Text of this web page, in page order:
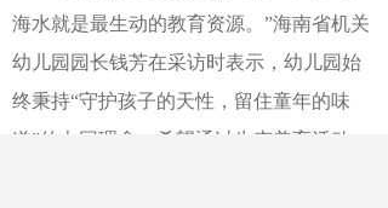
海水就是最生动的教育资源。”海南省机关
幼儿园园长钱芳在采访时表示，幼儿园始
终秉持“守护孩子的天性，留住童年的味
道”的办园理念，希望通过生态美育活动，